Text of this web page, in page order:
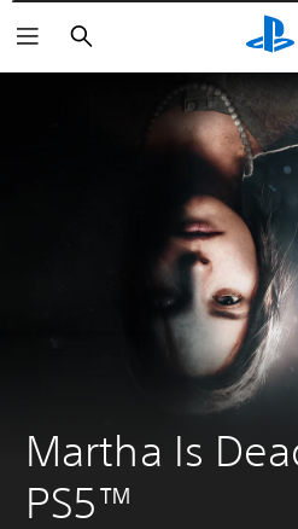
Пошук
Martha Is
PS5™